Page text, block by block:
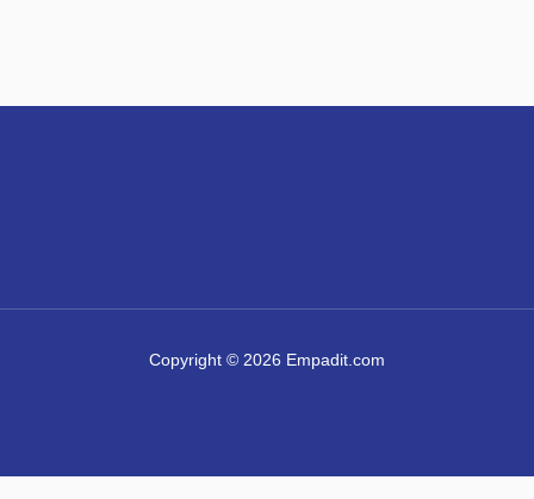
Copyright © 2026 Empadit.com